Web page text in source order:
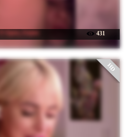
☉ Ajara_Gujuu 431
HD